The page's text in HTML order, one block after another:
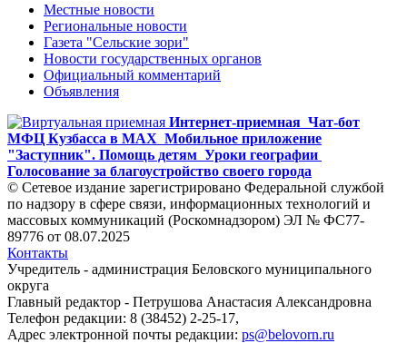
Местные новости
Региональные новости
Газета "Сельские зори"
Новости государственных органов
Официальный комментарий
Объявления
Интернет-приемная Чат-бот
МФЦ Кузбасса в MAX Мобильное приложение
"Заступник". Помощь детям Уроки географии
Голосование за благоустройство своего города
© Сетевое издание зарегистрировано Федеральной службой
по надзору в сфере связи, информационных технологий и
массовых коммуникаций (Роскомнадзором) ЭЛ № ФС77-
89776 от 08.07.2025
Контакты
Учредитель - администрация Беловского муниципального
округа
Главный редактор - Петрушова Анастасия Александровна
Телефон редакции: 8 (38452) 2-25-17,
Адрес электронной почты редакции: ps@belovorn.ru